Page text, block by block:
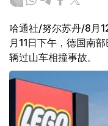
哈通社/努尔苏丹/8月
月11日下午，德国南
辆过山车相撞事故。